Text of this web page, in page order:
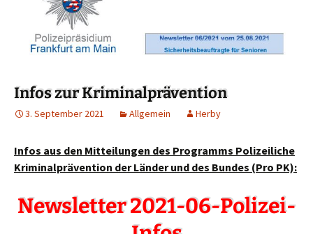
Infos zur Kriminalprävention
3. September 2021 Allgemein Herby
Infos aus den Mitteilungen des Programms Polizeiliche
Kriminalprävention der Länder und des Bundes (Pro PK):
Newsletter 2021-06-Polizei-